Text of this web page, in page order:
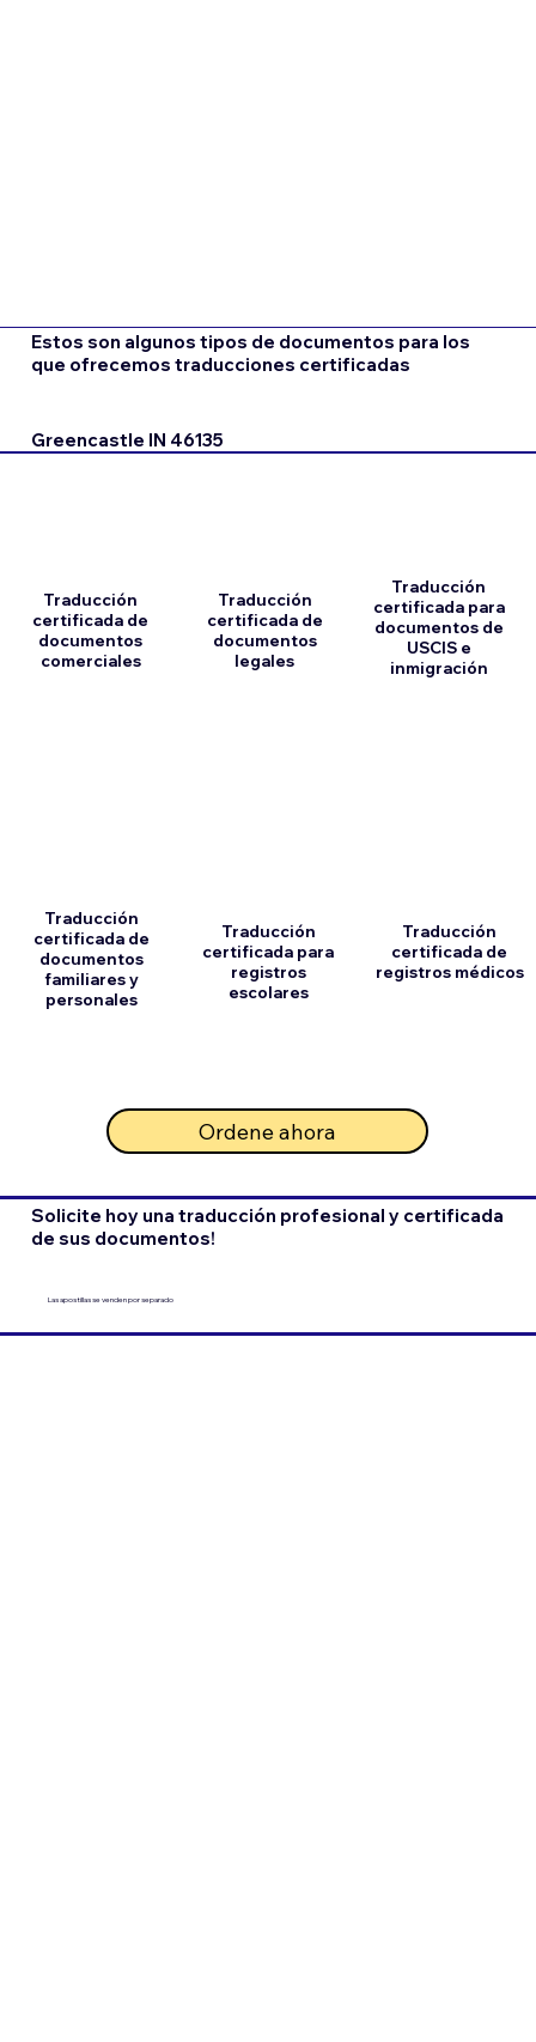
Estos son algunos tipos de documentos para los
que ofrecemos traducciones certificadas
Greencastle IN 46135
Traducción
certificada de
documentos
comerciales
Traducción
certificada de
documentos
familiares y
personales
Traducción
certificada de
documentos
legales
Traducción
certificada para
registros
escolares
Ordene ahora
Traducción
certificada para
documentos de
USCIS e
inmigración
Traducción
certificada de
registros médicos
Solicite hoy una traducción profesional y certificada
de sus documentos!
Las apostillas se venden por separado